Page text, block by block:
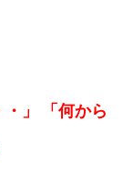
」 「何から